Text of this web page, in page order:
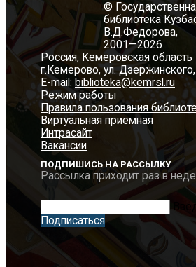
©
библиотека
В.Д.Федорова,
2001—2026
Россия, Кемеровская область
г.Кемерово, ул.
E-mail: biblioteka@kemrsl.ru
Режим работы
Правила пользования
Виртуальная приемная
Интрасайт
Вакансии
ПОДПИШИСЬ НА РАССЫЛКУ
Рассылка приходит раз в
Подписаться